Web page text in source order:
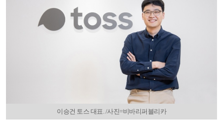
이승건 토스 대표. /사진=비바리퍼블리카